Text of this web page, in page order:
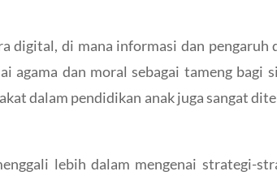
digital, di mana informasi dan pengaruh
agama dan moral sebagai tameng bagi
dalam pendidikan anak juga sangat
lebih dalam mengenai strategi-